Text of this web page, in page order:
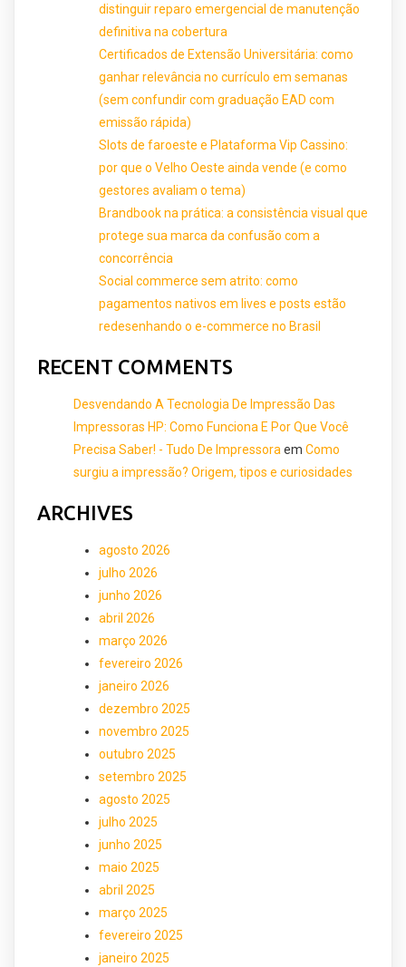
distinguir reparo emergencial de manutenção
definitiva na cobertura
Certificados de Extensão Universitária: como
ganhar relevância no currículo em semanas
(sem confundir com graduação EAD com
emissão rápida)
Slots de faroeste e Plataforma Vip Cassino:
por que o Velho Oeste ainda vende (e como
gestores avaliam o tema)
Brandbook na prática: a consistência visual que
protege sua marca da confusão com a
concorrência
Social commerce sem atrito: como
pagamentos nativos em lives e posts estão
redesenhando o e-commerce no Brasil
RECENT COMMENTS
Desvendando A Tecnologia De Impressão Das
Impressoras HP: Como Funciona E Por Que Você
Precisa Saber! - Tudo De Impressora em Como
surgiu a impressão? Origem, tipos e curiosidades
ARCHIVES
agosto 2026
julho 2026
junho 2026
abril 2026
março 2026
fevereiro 2026
janeiro 2026
dezembro 2025
novembro 2025
outubro 2025
setembro 2025
agosto 2025
julho 2025
junho 2025
maio 2025
abril 2025
março 2025
fevereiro 2025
janeiro 2025